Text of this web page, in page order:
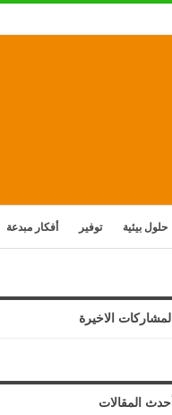
حلول بيئية توفير أفكار مبدعة
المشاركات الاخيرة
أحدث المقالات